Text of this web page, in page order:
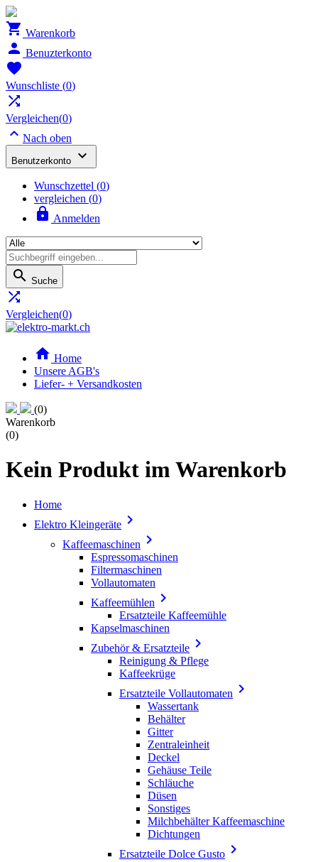
 Warenkorb
 Benuzterkonto

Wunschliste (0)

Vergleichen(0)
 Nach oben
Benutzerkonto 
Wunschzettel (0)
vergleichen (0)
 Anmelden
 Suche

Vergleichen(0)
 Home
Unsere AGB's
Liefer- + Versandkosten
(0)
Warenkorb
(0)
Kein Produkt im Warenkorb
Home
Elektro Kleingeräte 
Kaffeemaschinen 
Espressomaschinen
Filtermaschinen
Vollautomaten
Kaffeemühlen 
Ersatzteile Kaffeemühle
Kapselmaschinen
Zubehör & Ersatzteile 
Reinigung & Pflege
Kaffeekrüge
Ersatzteile Vollautomaten 
Wassertank
Behälter
Gitter
Zentraleinheit
Deckel
Gehäuse Teile
Schläuche
Düsen
Sonstiges
Milchbehälter Kaffeemaschine
Dichtungen
Ersatzteile Dolce Gusto 